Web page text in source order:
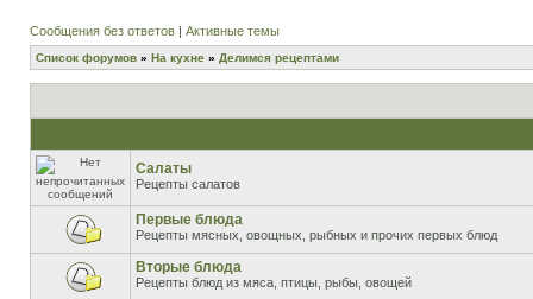
Сообщения без ответов | Активные темы
Список форумов » На кухне » Делимся рецептами
Салаты
Рецепты салатов
Первые блюда
Рецепты мясных, овощных, рыбных и прочих первых блюд
Вторые блюда
Рецепты блюд из мяса, птицы, рыбы, овощей